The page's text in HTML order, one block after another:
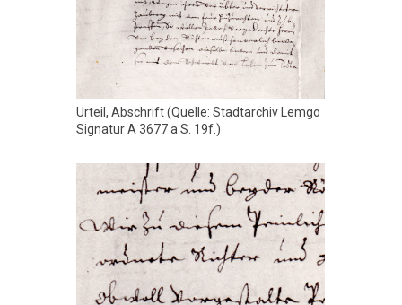
Urteil, Abschrift (Quelle: Stadtarchiv Lemgo
Signatur A 3677 a S. 19f.)